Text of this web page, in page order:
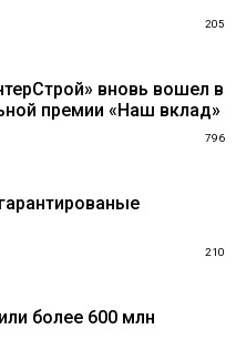
205
вновь вошел в
премии «Наш вклад»
796
210
более 600 млн